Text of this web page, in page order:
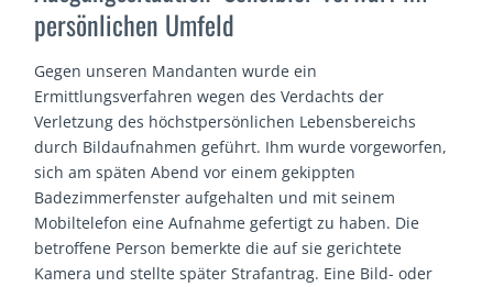
persönlichen Umfeld
Gegen unseren Mandanten wurde ein
Ermittlungsverfahren wegen des Verdachts der
Verletzung des höchstpersönlichen Lebensbereichs
durch Bildaufnahmen geführt. Ihm wurde vorgeworfen,
sich am späten Abend vor einem gekippten
Badezimmerfenster aufgehalten und mit seinem
Mobiltelefon eine Aufnahme gefertigt zu haben. Die
betroffene Person bemerkte die auf sie gerichtete
Kamera und stellte später Strafantrag. Eine Bild- oder